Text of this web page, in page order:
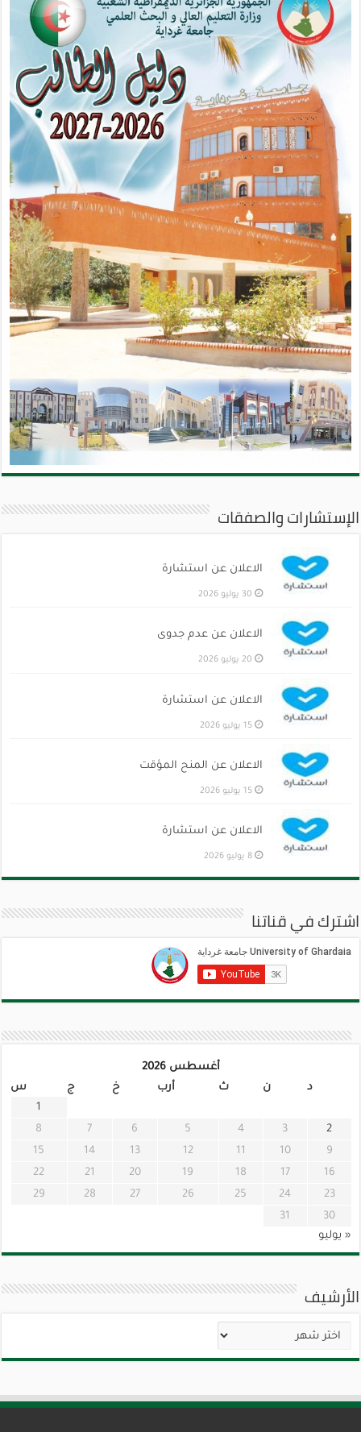
الإستشارات والصفقات
الاعلان عن استشارة
30 يوليو 2026
الاعلان عن عدم جدوى
20 يوليو 2026
الاعلان عن استشارة
15 يوليو 2026
الاعلان عن المنح المؤقت
15 يوليو 2026
الاعلان عن استشارة
8 يوليو 2026
اشترك في قناتنا
أغسطس 2026
د
ن ث أرب خ ج
س
1
2
3
4
5
6
7
8
9
10
11
12
13
14
15
16
17
18
19
20
21
22
23
24
25
26
27
28
29
30
31
« يوليو
الأرشيف
الأرشيف